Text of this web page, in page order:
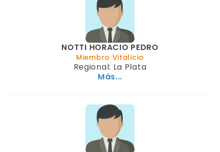
NOTTI HORACIO PEDRO
Miembro Vitalicio
Regional: La Plata
Más...